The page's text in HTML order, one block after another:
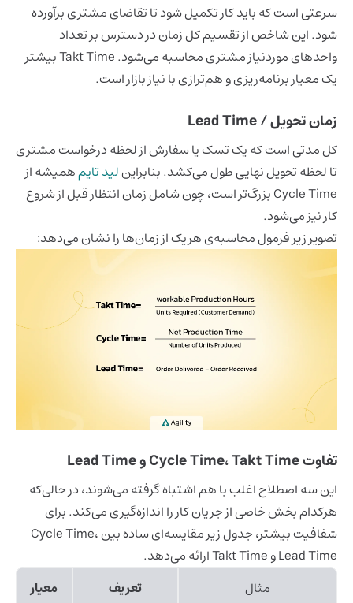
سرعتی است که باید کار تکمیل شود تا تقاضای مشتری برآورده
شود. این شاخص از تقسیم کل زمان در دسترس بر تعداد
واحدهای موردنیاز مشتری محاسبه می‌شود. Takt Time بیشتر
یک معیار برنامه‌ریزی و هم‌ترازی با نیاز بازار است.
زمان تحویل / Lead Time
کل مدتی است که یک تسک یا سفارش از لحظه درخواست مشتری
تا لحظه تحویل نهایی طول می‌کشد. بنابراینلید تایمهمیشه از
Cycle Time بزرگ‌تر است، چون شامل زمان انتظار قبل از شروع
کار نیز می‌شود.
تصویر زیر فرمول محاسبه‌ی هریک از زمان‌ها را نشان می‌دهد:
تفاوت Cycle Time، Takt Time و Lead Time
این سه اصطلاح اغلب با هم اشتباه گرفته می‌شوند، در حالی‌که
هرکدام بخش خاصی از جریان کار را اندازه‌گیری می‌کند. برای
شفافیت بیشتر، جدول زیر مقایسه‌ای ساده بین Cycle Time،
Lead Time و Takt Time ارائه می‌دهد.
مثال
تعریف معیار